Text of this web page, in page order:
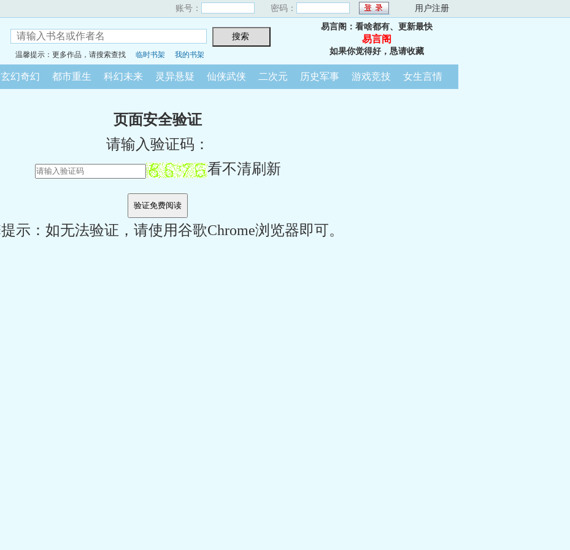
账号： 密码： 用户注册
温馨提示：更多作品，请搜索查找 临时书架 我的书架
易言阁：看啥都有、更新最快
易言阁
如果你觉得好，恳请收藏
玄幻奇幻 都市重生 科幻未来 灵异悬疑 仙侠武侠 二次元 历史军事 游戏竞技 女生言情
页面安全验证
请输入验证码：
看不清刷新
示：如无法验证，请使用谷歌Chrome浏览器即可。